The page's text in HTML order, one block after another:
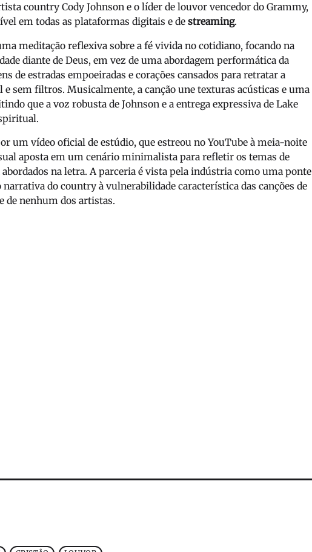
country Cody Johnson e o líder de louvor vencedor do Grammy,
em todas as plataformas digitais e de streaming.
meditação reflexiva sobre a fé vivida no cotidiano, focando na
diante de Deus, em vez de uma abordagem performática da
de estradas empoeiradas e corações cansados para retratar a
sem filtros. Musicalmente, a canção une texturas acústicas e uma
que a voz robusta de Johnson e a entrega expressiva de Lake
um vídeo oficial de estúdio, que estreou no YouTube à meia-noite
aposta em um cenário minimalista para refletir os temas de
na letra. A parceria é vista pela indústria como uma ponte
do country à vulnerabilidade característica das canções de
de nenhum dos artistas.